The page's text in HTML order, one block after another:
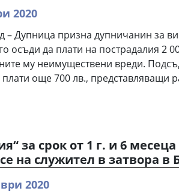
2020
– Дупница призна дупничанин за
осъди да плати на пострадалия 2
му неимуществени вреди.
още 700 лв., представляващи
за срок от 1 г. и 6
на служител в затвора в
2020